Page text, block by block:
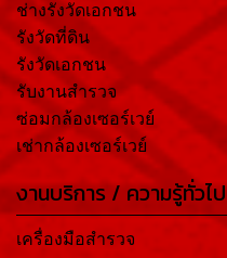
ช่างรังวัดเอกชน
รังวัดที่ดิน
รังวัดเอกชน
รับงานสำรวจ
ซ่อมกล้องเซอร์เวย์
เช่ากล้องเซอร์เวย์
งานบริการ / ความรู้ทั่วไป
เครื่องมือสำรวจ